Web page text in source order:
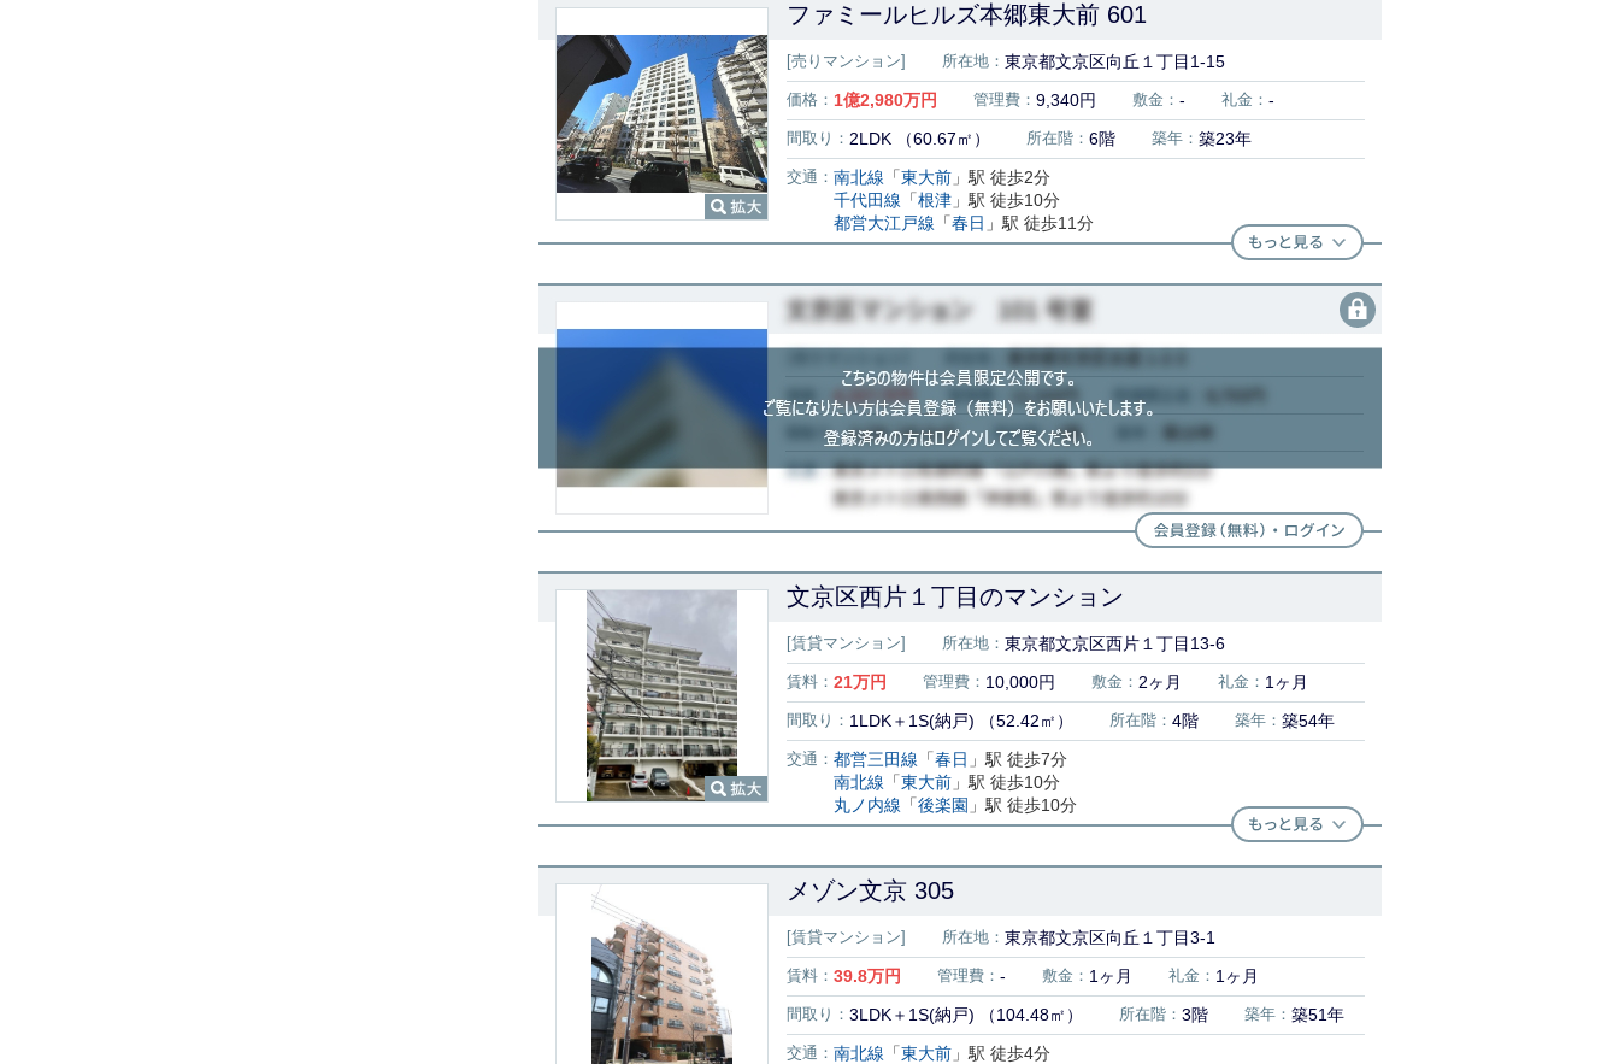
ファミールヒルズ本郷東大前 601
[売りマンション] 所在地： 東京都文京区向丘１丁目1-15
価格： 1億2,980万円 管理費： 9,340円 敷金： - 礼金： -
間取り： 2LDK （60.67㎡） 所在階： 6階 築年： 築23年
交通： 南北線 「東大前 」駅 徒歩2分
千代田線 「根津 」駅 徒歩10分
都営大江戸線 「春日 」駅 徒歩11分
文京区西片１丁目のマンション
[賃貸マンション] 所在地： 東京都文京区西片１丁目13-6
賃料： 21万円 管理費： 10,000円 敷金： 2ヶ月 礼金： 1ヶ月
間取り： 1LDK＋1S(納戸) （52.42㎡） 所在階： 4階 築年： 築54年
交通： 都営三田線 「春日 」駅 徒歩7分
南北線 「東大前 」駅 徒歩10分
丸ノ内線 「後楽園 」駅 徒歩10分
メゾン文京 305
[賃貸マンション] 所在地： 東京都文京区向丘１丁目3-1
賃料： 39.8万円 管理費： - 敷金： 1ヶ月 礼金： 1ヶ月
間取り： 3LDK＋1S(納戸) （104.48㎡） 所在階： 3階 築年： 築51年
交通： 南北線 「東大前 」駅 徒歩4分